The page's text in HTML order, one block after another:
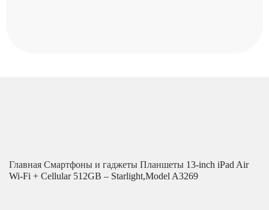
Главная Смартфоны и гаджеты Планшеты 13-inch iPad Air
Wi-Fi + Cellular 512GB – Starlight,Model A3269